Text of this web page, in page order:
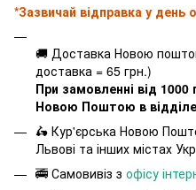
*Зазвичай відправка у день
🚚 Доставка Новою
доставка = 65 грн.)
При замовленні від
Новою Поштою в
🛵 Кур'єрська Новою
Львові та інших містах
🚎 Самовивіз з офісу